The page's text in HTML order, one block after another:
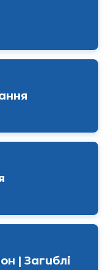
| Загиблі